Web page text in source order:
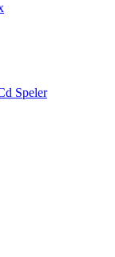
Speler